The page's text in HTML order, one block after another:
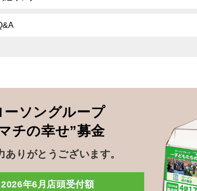
ーソングループ
チの幸せ”募金
ありがとうございます。
2026年6月店頭受付額